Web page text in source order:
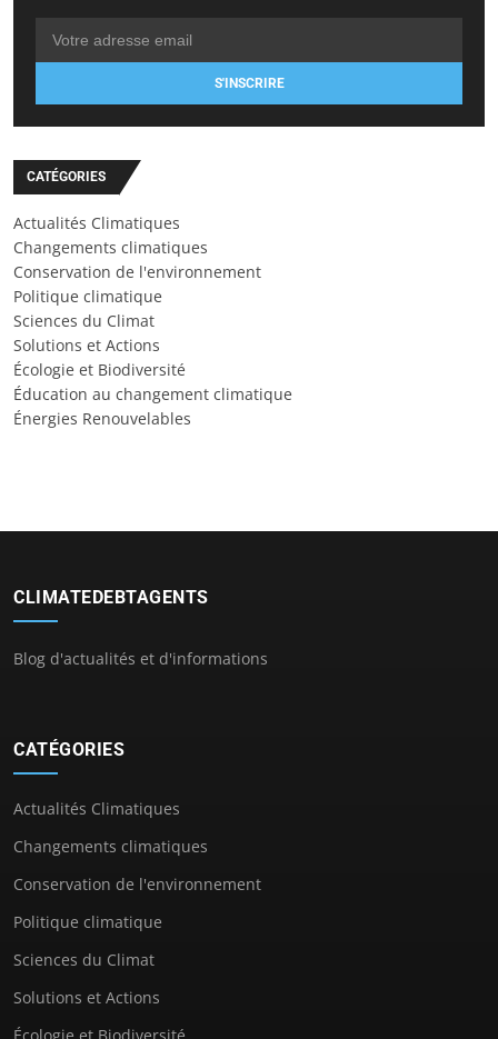
S'INSCRIRE
CATÉGORIES
Actualités Climatiques
Changements climatiques
Conservation de l'environnement
Politique climatique
Sciences du Climat
Solutions et Actions
Écologie et Biodiversité
Éducation au changement climatique
Énergies Renouvelables
CLIMATEDEBTAGENTS
Blog d'actualités et d'informations
CATÉGORIES
Actualités Climatiques
Changements climatiques
Conservation de l'environnement
Politique climatique
Sciences du Climat
Solutions et Actions
Écologie et Biodiversité